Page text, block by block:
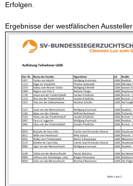
Erfolgen.
Ergebnisse der westfälischen Aussteller